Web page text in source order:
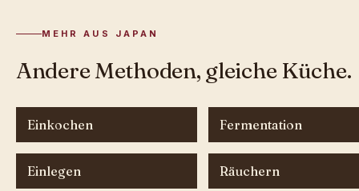
MEHR AUS JAPAN
Andere Methoden, gleiche Küche.
Einkochen Fermentation
Einlegen Räuchern